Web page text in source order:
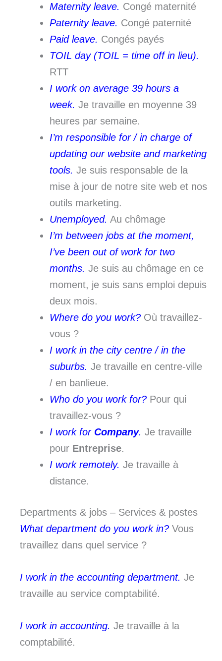
Maternity leave. Congé maternité
Paternity leave. Congé paternité
Paid leave. Congés payés
TOIL day (TOIL = time off in lieu).
RTT
I work on average 39 hours a
week. Je travaille en moyenne 39
heures par semaine.
I’m responsible for / in charge of
updating our website and marketing
tools. Je suis responsable de la
mise à jour de notre site web et nos
outils marketing.
Unemployed. Au chômage
I’m between jobs at the moment,
I’ve been out of work for two
months. Je suis au chômage en ce
moment, je suis sans emploi depuis
deux mois.
Where do you work? Où travaillez-
vous ?
I work in the city centre / in the
suburbs. Je travaille en centre-ville
/ en banlieue.
Who do you work for? Pour qui
travaillez-vous ?
I work for Company. Je travaille
pour Entreprise.
I work remotely. Je travaille à
distance.
Departments & jobs – Services & postes
What department do you work in? Vous
travaillez dans quel service ?
I work in the accounting department. Je
travaille au service comptabilité.
I work in accounting. Je travaille à la
comptabilité.